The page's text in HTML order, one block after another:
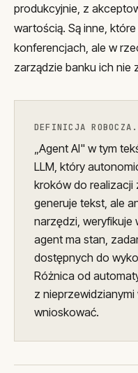
produkcyjnie, z
wartością. Są inne,
konferencjach, ale w
zarządzie banku ich nie
DEFINICJA ROBOCZA.
„Agent AI" w tym
LLM, który
kroków do
generuje tekst, ale
narzędzi, weryfikuje
agent ma stan,
dostępnych do
Różnica od
z
wnioskować.